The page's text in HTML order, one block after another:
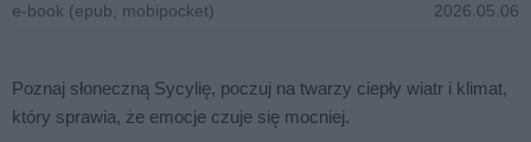
e-book (epub, mobipocket)
2026.05.06
Poznaj słoneczną Sycylię, poczuj na twarzy ciepły wiatr i klimat,
który sprawia, że emocje czuje się mocniej.